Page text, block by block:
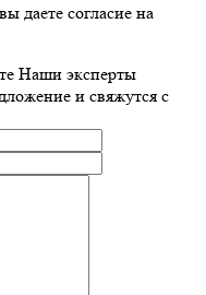
даете согласие на
Наши эксперты
и свяжутся с